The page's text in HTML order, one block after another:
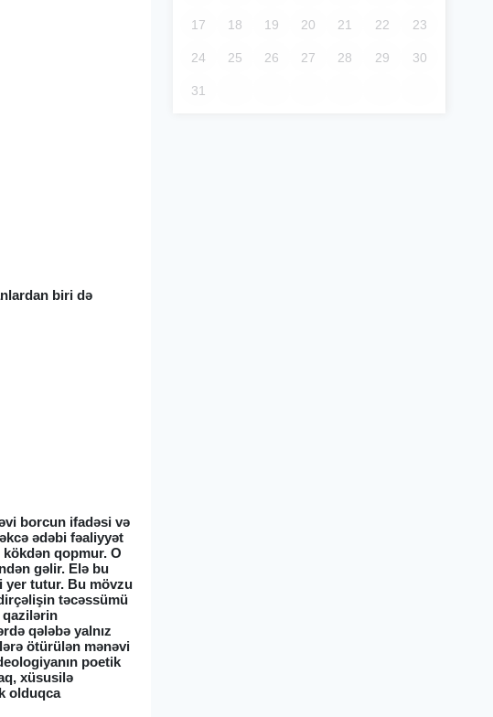
biri də
borcun ifadəsi və
ədəbi fəaliyyət
kökdən qopmur. O
gəlir. Elə bu
yer tutur. Bu mövzu
təcəssümü
qazilərin
qələbə yalnız
ötürülən mənəvi
poetik
xüsusilə
olduqca
17 18 19 20 21 22 23
24 25 26 27 28 29 30
31